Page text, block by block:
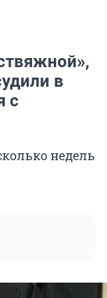
в
с
недель